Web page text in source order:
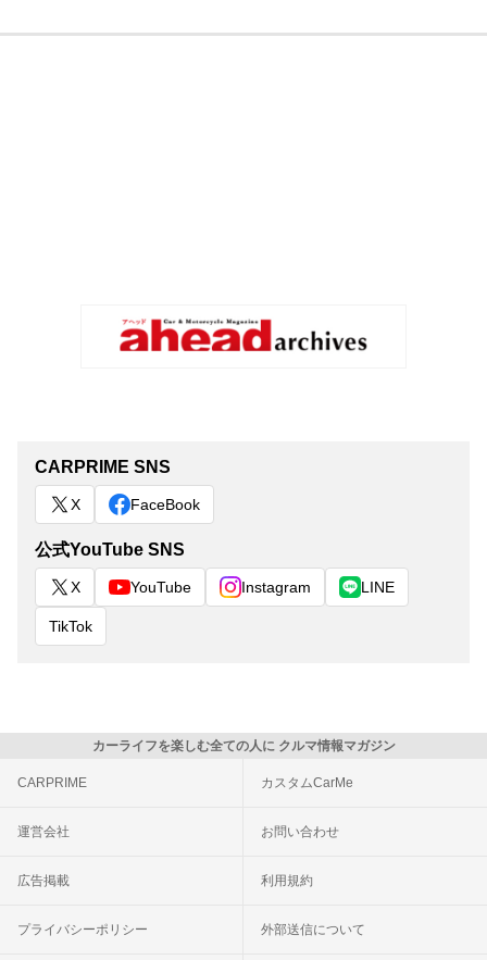
CARPRIME SNS
X FaceBook
公式YouTube SNS
X YouTube Instagram LINE
TikTok
カーライフを楽しむ全ての人に クルマ情報マガジン
CARPRIME カスタムCarMe
運営会社 お問い合わせ
広告掲載 利用規約
プライバシーポリシー 外部送信について